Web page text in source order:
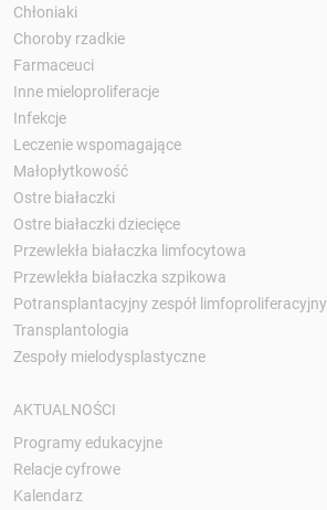
Chłoniaki
Choroby rzadkie
Farmaceuci
Inne mieloproliferacje
Infekcje
Leczenie wspomagające
Małopłytkowość
Ostre białaczki
Ostre białaczki dziecięce
Przewlekła białaczka limfocytowa
Przewlekła białaczka szpikowa
Potransplantacyjny zespół limfoproliferacyjny
Transplantologia
Zespoły mielodysplastyczne
AKTUALNOŚCI
Programy edukacyjne
Relacje cyfrowe
Kalendarz